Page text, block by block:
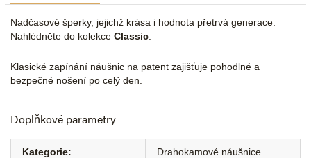
Nadčasové šperky, jejichž krása i hodnota přetrvá generace.
Nahlédněte do kolekce Classic
Klasické zapínání náušnic na patent zajišťuje pohodlné a
bezpečné nošení po celý den.
Doplňkové parametry
Kategorie: Drahokamové náušnice